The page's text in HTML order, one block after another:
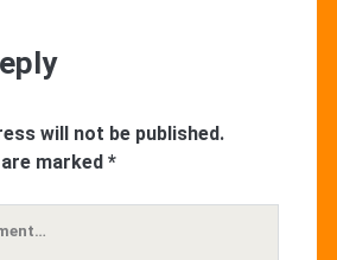
will not be published.
marked *